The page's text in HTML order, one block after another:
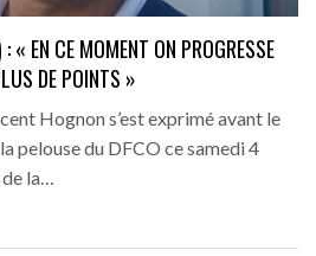
« EN CE MOMENT ON PROGRESSE
DE POINTS »
Hognon s’est exprimé avant le
pelouse du DFCO ce samedi 4
la…